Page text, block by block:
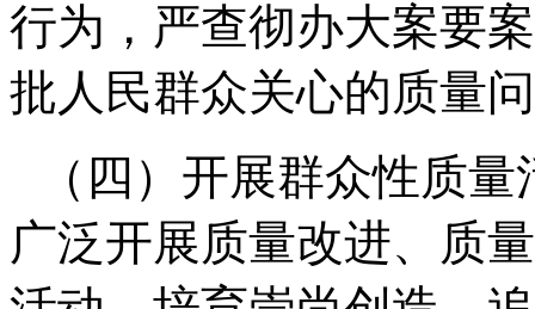
行为，严查彻办大案要
批人民群众关心的质量
（四）开展群众性质
广泛开展质量改进、质